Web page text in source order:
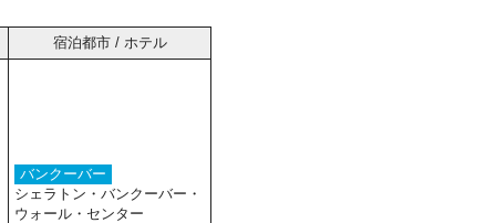
宿泊都市 / ホテル
バンクーバー
シェラトン・バンクーバー・
ウォール・センター